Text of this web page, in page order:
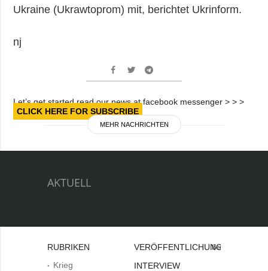
Ukraine (Ukrawtoprom) mit, berichtet Ukrinform.
nj
Let’s get started read our news at facebook messenger > > >
CLICK HERE FOR SUBSCRIBE
MEHR NACHRICHTEN
AKTUELL
RUBRIKEN
Krieg
VERÖFFENTLICHUNGEN
INTERVIEW
Bei